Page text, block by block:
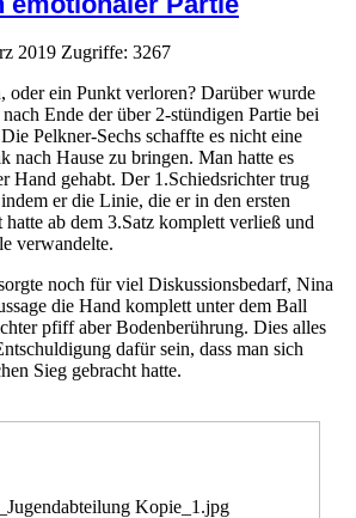
2019 Zugriffe: 3267
oder ein Punkt verloren? Darüber wurde
Ende der über 2-stündigen Partie bei
Pelkner-Sechs schaffte es nicht eine
nach Hause zu bringen. Man hatte es
Hand gehabt. Der 1.Schiedsrichter trug
er die Linie, die er in den ersten
hatte ab dem 3.Satz komplett verließ und
verwandelte.
noch für viel Diskussionsbedarf, Nina
die Hand komplett unter dem Ball
pfiff aber Bodenberührung. Dies alles
dafür sein, dass man sich
Sieg gebracht hatte.